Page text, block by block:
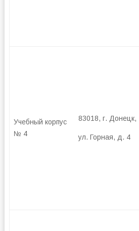
Учебный корпус
№ 4
83018, г. Донецк,
ул. Горная, д. 4